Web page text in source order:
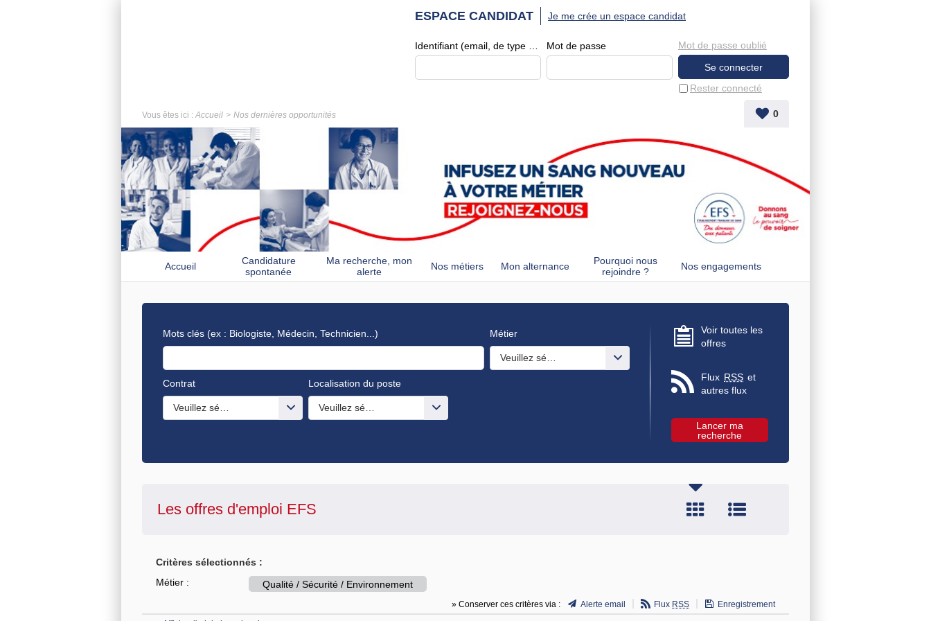
ESPACE CANDIDAT
Mot de passe
Rester connecté
Mot de passe oublié
Je me crée un espace candidat
Vous êtes ici : Accueil Nos dernières opportunités 0
Accueil
Candidature
spontanée
Ma recherche, mon
alerte
Nos métiers Mon alternance
Pourquoi nous
rejoindre ?
Nos engagements
Mots clés (ex : Biologiste, Médecin, Technicien...) Métier
Veuillez sélectionner une ou des valeurs
Contrat
Veuillez sélectionner une ou des valeurs
Localisation du poste
Veuillez sélectionner une ou des valeurs
Voir toutes les
offres
Flux RSS et
autres flux
Les offres d'emploi EFS
Critères sélectionnés :
Métier :
Qualité / Sécurité / Environnement
» Conserver ces critères via : Alerte email Flux RSS
Enregistrement